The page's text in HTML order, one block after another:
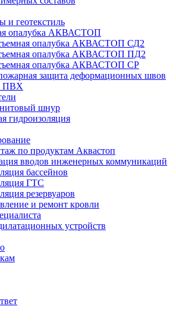
и геотекстиль
опалубка АКВАСТОП
опалубка АКВАСТОП СД2
опалубка АКВАСТОП ПД2
опалубка АКВАСТОП СР
защита деформационных швов
ПВХ
шнур
гидроизоляция
по продуктам Аквастоп
вводов инженерных коммуникаций
бассейнов
ГТС
резервуаров
и ремонт кровли
устройств